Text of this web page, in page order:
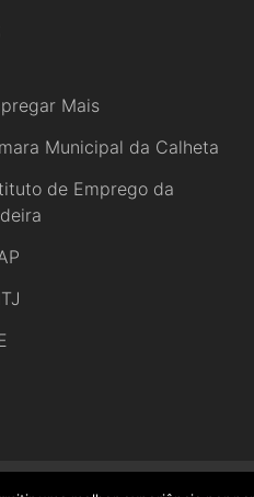
Mais
Municipal da Calheta
de Emprego da